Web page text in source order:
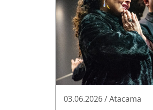
03.06.2026 / Atacama